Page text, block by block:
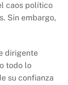
caos político
Sin embargo,
dirigente
todo lo
su confianza